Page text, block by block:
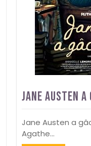
Jane Austen a
Jane Austen a
Agathe…